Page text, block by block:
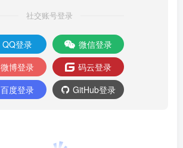
社交账号登录
QQ登录
微信登录
微博登录
码云登录
百度登录
GitHub登录